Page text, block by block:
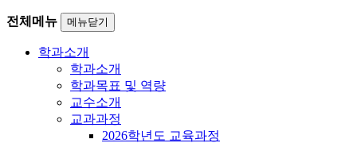
전체메뉴 메뉴닫기
학과소개
학과소개
학과목표 및 역량
교수소개
교과과정
2026학년도 교육과정